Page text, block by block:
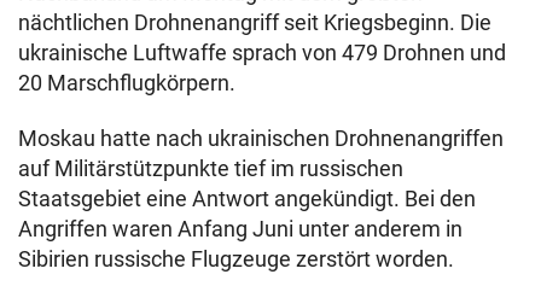
nächtlichen Drohnenangriff seit Kriegsbeginn. Die
ukrainische Luftwaffe sprach von 479 Drohnen und
20 Marschflugkörpern.
Moskau hatte nach ukrainischen Drohnenangriffen
auf Militärstützpunkte tief im russischen
Staatsgebiet eine Antwort angekündigt. Bei den
Angriffen waren Anfang Juni unter anderem in
Sibirien russische Flugzeuge zerstört worden.